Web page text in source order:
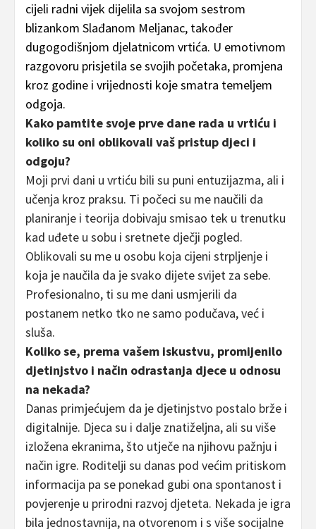
cijeli radni vijek dijelila sa svojom sestrom
blizankom Slađanom Meljanac, također
dugogodišnjom djelatnicom vrtića. U emotivnom
razgovoru prisjetila se svojih početaka, promjena
kroz godine i vrijednosti koje smatra temeljem
odgoja.
Kako pamtite svoje prve dane rada u vrtiću i
koliko su oni oblikovali vaš pristup djeci i
odgoju?
Moji prvi dani u vrtiću bili su puni entuzijazma, ali i
učenja kroz praksu. Ti počeci su me naučili da
planiranje i teorija dobivaju smisao tek u trenutku
kad uđete u sobu i sretnete dječji pogled.
Oblikovali su me u osobu koja cijeni strpljenje i
koja je naučila da je svako dijete svijet za sebe.
Profesionalno, ti su me dani usmjerili da
postanem netko tko ne samo podučava, već i
sluša.
Koliko se, prema vašem iskustvu, promijenilo
djetinjstvo i način odrastanja djece u odnosu
na nekada?
Danas primjećujem da je djetinjstvo postalo brže i
digitalnije. Djeca su i dalje znatiželjna, ali su više
izložena ekranima, što utječe na njihovu pažnju i
način igre. Roditelji su danas pod većim pritiskom
informacija pa se ponekad gubi ona spontanost i
povjerenje u prirodni razvoj djeteta. Nekada je igra
bila jednostavnija, na otvorenom i s više socijalne